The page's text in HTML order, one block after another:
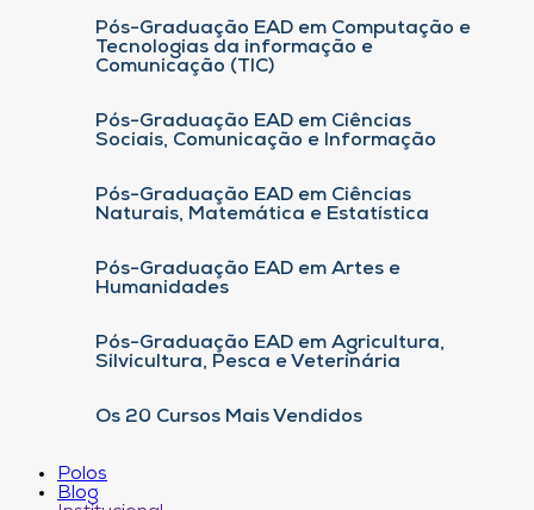
Pós-Graduação EAD em Computação e
Tecnologias da informação e
Comunicação (TIC)
Pós-Graduação EAD em Ciências
Sociais, Comunicação e Informação
Pós-Graduação EAD em Ciências
Naturais, Matemática e Estatística
Pós-Graduação EAD em Artes e
Humanidades
Pós-Graduação EAD em Agricultura,
Silvicultura, Pesca e Veterinária
Os 20 Cursos Mais Vendidos
Polos
Blog